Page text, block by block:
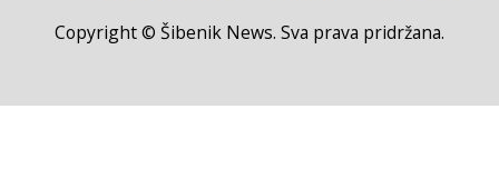
Copyright © Šibenik News. Sva prava pridržana.